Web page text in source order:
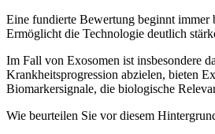
Eine fundierte Bewertung beginnt immer
Ermöglicht die Technologie deutlich
Im Fall von Exosomen ist insbesondere
Krankheitsprogression abzielen, bieten
Biomarkersignale, die biologische
Wie beurteilen Sie vor diesem